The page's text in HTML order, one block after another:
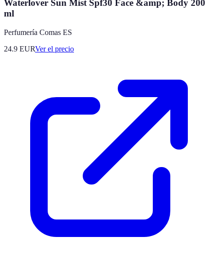
Waterlover Sun Mist Spf30 Face &amp; Body 200
ml
Perfumería Comas ES
24.9 EURVer el precio